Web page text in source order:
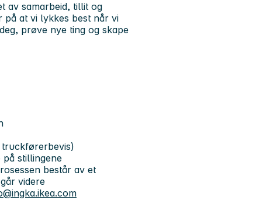
av samarbeid, tillit og
på at vi lykkes best når vi
prøve nye ting og skape
truckførerbevis)
stillingene
består av et
videre